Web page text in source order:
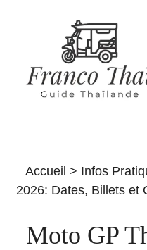
Accueil > Infos
2026: Dates, Billets et
Moto GP